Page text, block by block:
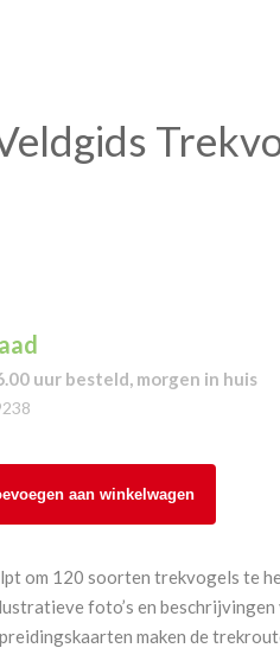
uur besteld, morgen in huis
aan winkelwagen
om 120 soorten trekvogels te
foto’s en beschrijvingen
maken de